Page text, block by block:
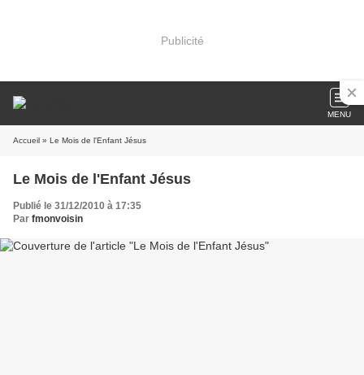
Publicité
MENU
Accueil » Le Mois de l'Enfant Jésus
Le Mois de l'Enfant Jésus
Publié le 31/12/2010 à 17:35
Par fmonvoisin